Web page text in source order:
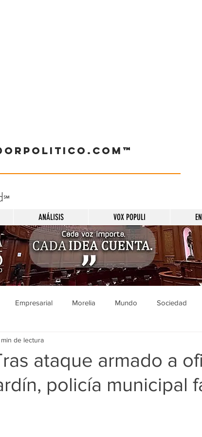
℠
ANÁLISIS VOX POPULI
Empresarial Morelia Mundo Sociedad
Salud Gobierno Guanajuato
ataque armado a
policía municipal
min de lectura